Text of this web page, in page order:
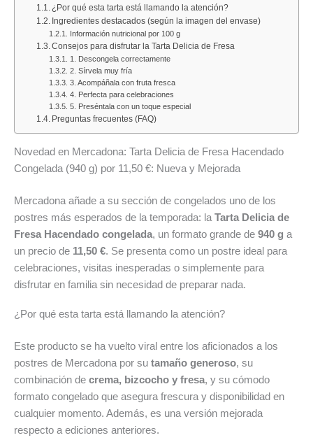
¿Por qué esta tarta está llamando la atención?
Ingredientes destacados (según la imagen del envase)
Información nutricional por 100 g
Consejos para disfrutar la Tarta Delicia de Fresa
1. Descongela correctamente
2. Sírvela muy fría
3. Acompáñala con fruta fresca
4. Perfecta para celebraciones
5. Preséntala con un toque especial
Preguntas frecuentes (FAQ)
Novedad en Mercadona: Tarta Delicia de Fresa Hacendado
Congelada (940 g) por 11,50 €: Nueva y Mejorada
Mercadona añade a su sección de congelados uno de los
postres más esperados de la temporada: laTarta Delicia de
Fresa Hacendado congelada, un formato grande de 940 g a
un precio de 11,50 €. Se presenta como un postre ideal para
celebraciones, visitas inesperadas o simplemente para
disfrutar en familia sin necesidad de preparar nada.
¿Por qué esta tarta está llamando la atención?
Este producto se ha vuelto viral entre los aficionados a los
postres de Mercadona por su tamaño generoso, su
combinación de crema, bizcocho y fresa, y su cómodo
formato congelado que asegura frescura y disponibilidad en
cualquier momento. Además, es una versión mejorada
respecto a ediciones anteriores.
2026:
todas
las
ofertas
Alimentación
y
mes
hogar
la
alimentación
del
al
16
de
agosto
de
todas
las
«Los
Findes
del
Ahorro»:
descubre
las
mejores
ofertas
7
al
agosto
2026
2026:
todos
folletos
y
promociones
del
mes